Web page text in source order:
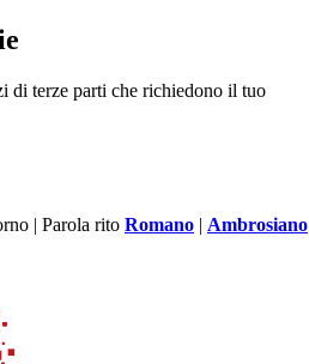
di terze parti che richiedono il tuo
| Parola rito Romano | Ambrosiano